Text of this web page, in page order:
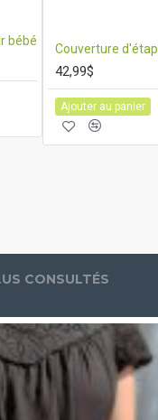
bébé
Couverture
42,99$
Ajouter au panier
CONSULTÉS